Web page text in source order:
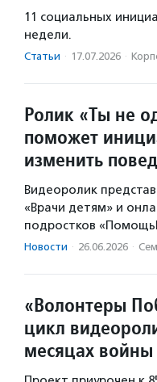
11 социальных
недели.
Статьи · 17.07.2026 ·
Ролик «Ты не
поможет
изменить
Видеоролик
«Врачи детям» и
подростков
Новости · 26.06.2026 ·
«Волонтеры
цикл
месяцах войны